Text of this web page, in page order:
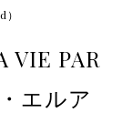
VIE PAR
エルア